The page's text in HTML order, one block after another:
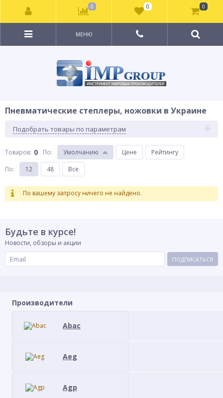
МЕНЮ
Пневматические степлеры, ножовки в Украине
Подобрать товары по параметрам
Товаров: 0 По: Умолчанию Цене
Рейтингу
По: 12 48 Все
По вашему запросу ничего не найдено.
Будьте в курсе!
Новости, обзоры и акции
ПОДПИСАТЬСЯ
Производители
Abac
Aeg
Agp
0 0 0